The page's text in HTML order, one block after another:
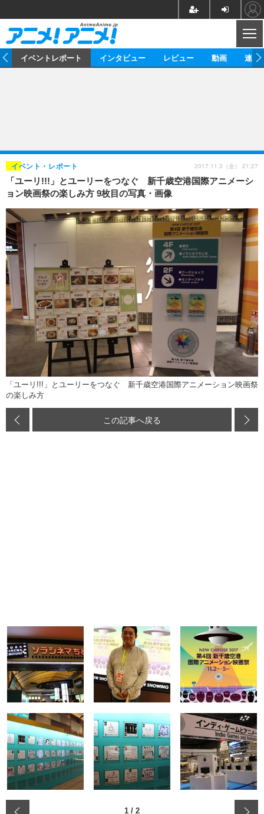
ゲーム グッズ
海外イベント ビジネス
俳優・タレント アーティスト
ビジネス
アニメ 実写
書評 イベント
ゲーム 座談会
動画
アニメ 映画/ドラマ
アニメ！アニメ！TV ABEMA Cafe
連載・コラム
イベントレポート インタビュー レビュー 動画 連載
「ユーリ!!!」とユーリーをつなぐ 新千歳空港国際アニメーシ
ョン映画祭の楽しみ方 9枚目の写真・画像
イベント・レポート 2017.11.3（金） 21:27
「ユーリ!!!」とユーリーをつなぐ 新千歳空港国際アニメーション映画祭
の楽しみ方
この記事へ戻る
1 / 2